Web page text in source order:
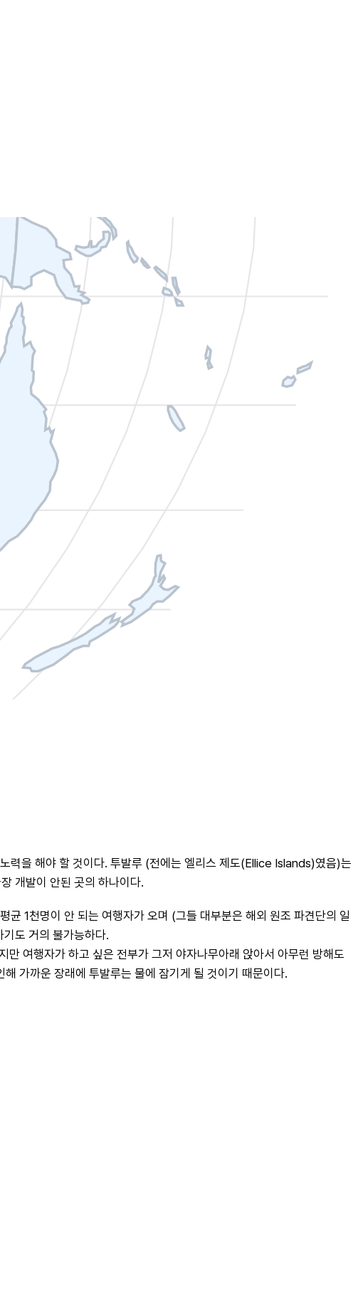
력을 해야 할 것이다. 투발루 (전에는 엘리스 제도(Ellice Islands)였음)는
개발이 안된 곳의 하나이다.
1천명이 안 되는 여행자가 오며 (그들 대부분은 해외 원조 파견단의 일
도 거의 불가능하다.
여행자가 하고 싶은 전부가 그저 야자나무아래 앉아서 아무런 방해도
가까운 장래에 투발루는 물에 잠기게 될 것이기 때문이다.